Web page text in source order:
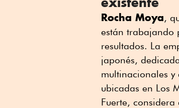
Rocha Moya,
están trabajando
resultados. La
japonés,
multinacionales y
ubicadas en Los
Fuerte,